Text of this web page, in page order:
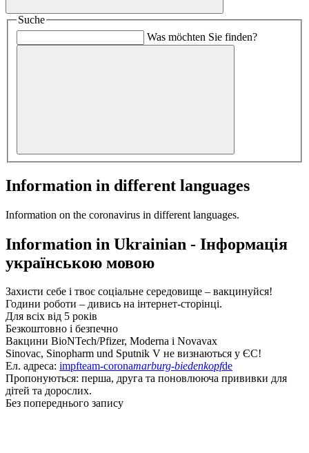
Suche
Was möchten Sie finden?
Information in different languages
Information on the coronavirus in different languages.
Information in Ukrainian - Інформація
українською мовою
Захисти себе і твоє соціальне середовище – вакцинуйся!
Години роботи – дивись на інтернет-сторінці.
Для всіх від 5 років
Безкоштовно і безпечно
Вакцини BioNTech/Pfizer, Moderna і Novavax
Sinovac, Sinopharm und Sputnik V не визнаються у ЄС!
Ел. адреса: impfteam-coronamarburg-biedenkopfde
Пропонуються: перша, друга та поновлююча прививки для
дітей та дорослих.
Без попереднього запису